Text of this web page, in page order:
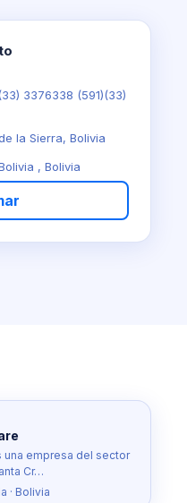
3376338 (591)(33)
la Sierra, Bolivia
, Bolivia
una empresa del sector
Cr…
· Bolivia